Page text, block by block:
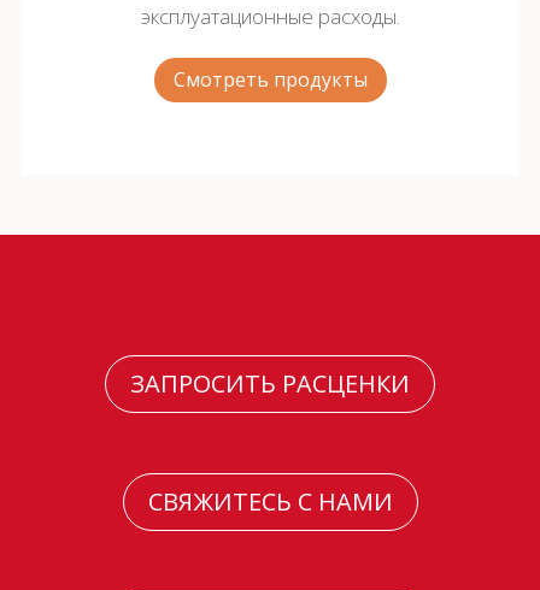
эксплуатационные расходы.
Смотреть продукты
ЗАПРОСИТЬ РАСЦЕНКИ
СВЯЖИТЕСЬ С НАМИ